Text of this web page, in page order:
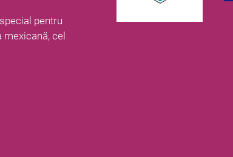
pentru
cel